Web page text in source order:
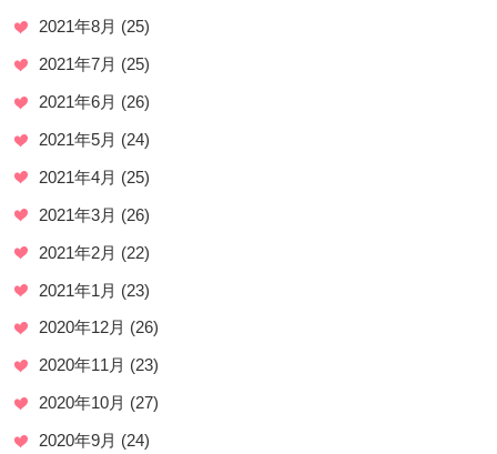
2021年8月 (25)
2021年7月 (25)
2021年6月 (26)
2021年5月 (24)
2021年4月 (25)
2021年3月 (26)
2021年2月 (22)
2021年1月 (23)
2020年12月 (26)
2020年11月 (23)
2020年10月 (27)
2020年9月 (24)